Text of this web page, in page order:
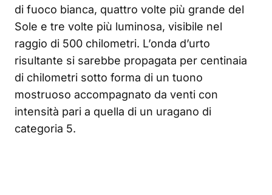
di fuoco bianca, quattro volte più grande del
Sole e tre volte più luminosa, visibile nel
raggio di 500 chilometri. L’onda d’urto
risultante si sarebbe propagata per centinaia
di chilometri sotto forma di un tuono
mostruoso accompagnato da venti con
intensità pari a quella di un uragano di
categoria 5.